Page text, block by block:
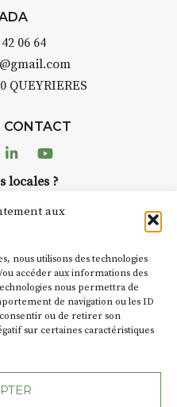
aux
nous utilisons des technologies
accéder aux informations des
nous permettra de
de navigation ou les ID
ou de retirer son
sur certaines caractéristiques
06 64
QUEYRIERES
CONTACT
LinkedinYoutube
locales ?
de Strada